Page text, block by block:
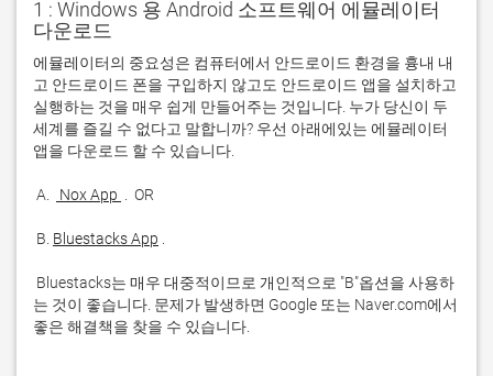
1 : Windows 용 Android 소프트웨어 에뮬레이터
다운로드
에뮬레이터의 중요성은 컴퓨터에서 안드로이드 환경을 흉내 내
고 안드로이드 폰을 구입하지 않고도 안드로이드 앱을 설치하고
실행하는 것을 매우 쉽게 만들어주는 것입니다. 누가 당신이 두
세계를 즐길 수 없다고 말합니까? 우선 아래에있는 에뮬레이터
A. Nox App
B. Bluestacks App
는 것이 좋습니다. 문제가 발생하면 Google 또는 Naver.com에서
좋은 해결책을 찾을 수 있습니다.